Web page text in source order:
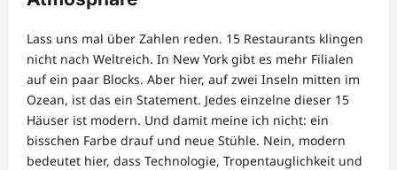
Lass uns mal über Zahlen reden. 15 Restaurants klingen
nicht nach Weltreich. In New York gibt es mehr Filialen
auf ein paar Blocks. Aber hier, auf zwei Inseln mitten im
Ozean, ist das ein Statement. Jedes einzelne dieser 15
Häuser ist modern. Und damit meine ich nicht: ein
bisschen Farbe drauf und neue Stühle. Nein, modern
bedeutet hier, dass Technologie, Tropentauglichkeit und